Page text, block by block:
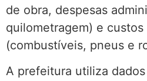
de obra, despesas
quilometragem) e custos
(combustíveis, pneus e
A prefeitura utiliza